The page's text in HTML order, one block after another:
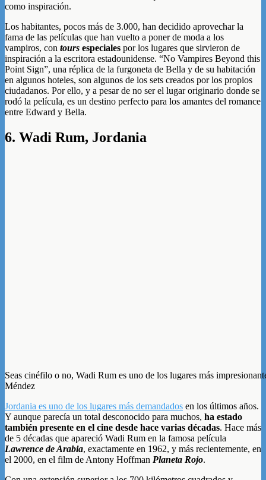
como inspiración.
Los habitantes, pocos más de 3.000, han decidido aprovechar la
fama de las películas que han vuelto a poner de moda a los
vampiros, con tours especiales por los lugares que sirvieron de
inspiración a la escritora estadounidense. “No Vampires Beyond this
Point Sign”, una réplica de la furgoneta de Bella y de su habitación
en algunos hoteles, son algunos de los sets creados por los propios
ciudadanos. Por ello, y a pesar de no ser el lugar originario donde se
rodó la película, es un destino perfecto para los amantes del romance
entre Edward y Bella.
6. Wadi Rum, Jordania
Seas cinéfilo o no, Wadi Rum es uno de los lugares más
Méndez
Jordania es uno de los lugares más demandados en los últimos años.
Y aunque parecía un total desconocido para muchos, ha estado
también presente en el cine desde hace varias décadas. Hace más
de 5 décadas que apareció Wadi Rum en la famosa película
Lawrence de Arabia, exactamente en 1962, y más recientemente, en
el 2000, en el film de Antony Hoffman Planeta Rojo.